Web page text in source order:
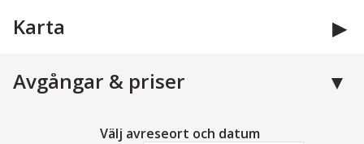
Karta
Avgångar & priser
Välj avreseort och datum